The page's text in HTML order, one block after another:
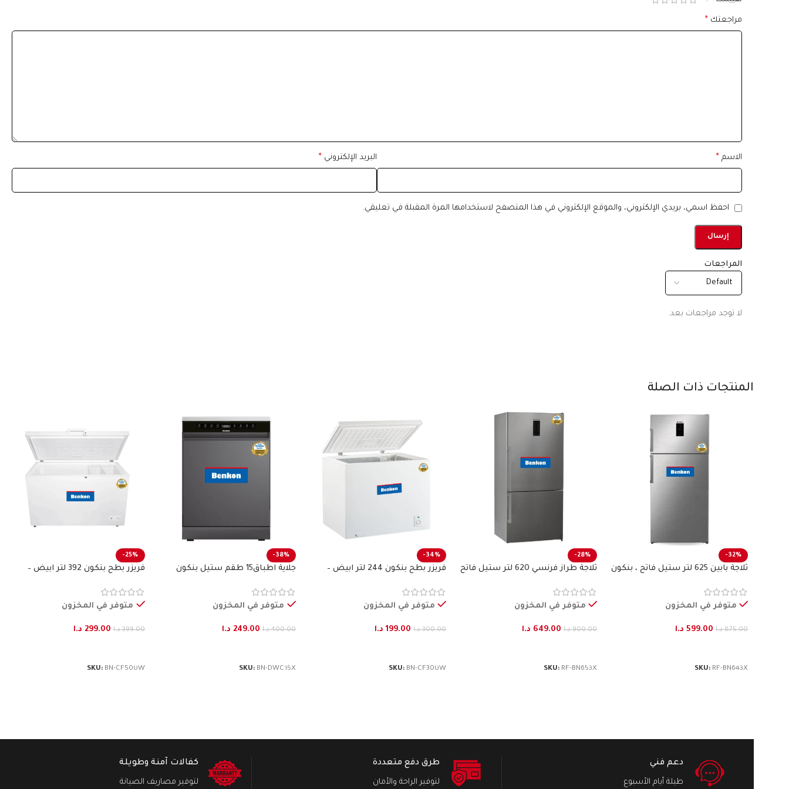
المراجعات
لا توجد مراجعات بعد.
مراجعتك *
الاسم * البريد الإلكتروني *
احفظ اسمي، بريدي الإلكتروني، والموقع الإلكتروني في هذا المتصفح لاستخدامها المرة المقبلة في تعليقي.
المنتجات ذات الصلة
-32%
ثلاجة بابين 625 لتر ستيل فاتح ، بنكون
متوفر في المخزون
875.00 د.ا 599.00 د.ا
SKU: RF-BN643X
-28%
ثلاجة طراز فرنسي 620 لتر ستيل فاتح
متوفر في المخزون
900.00 د.ا 649.00 د.ا
SKU: RF-BN653X
-34%
فريزر بطح بنكون 244 لتر ابيض –
متوفر في المخزون
300.00 د.ا 199.00 د.ا
SKU: BN-CF300W
-38%
جلاية اطباق15 طقم ستيل بنكون
متوفر في المخزون
400.00 د.ا 249.00 د.ا
SKU: BN-DWC15X
-25%
فريزر بطح بنكون 392 لتر ابيض –
متوفر في المخزون
399.00 د.ا 299.00 د.ا
SKU: BN-CF500W
دعم فني
طيلة أيام الأسبوع
طرق دفع متعددة
لتوفير الراحة والأمان
كفالات آمنة وطويلة
لتوفير مصاريف الصيانة